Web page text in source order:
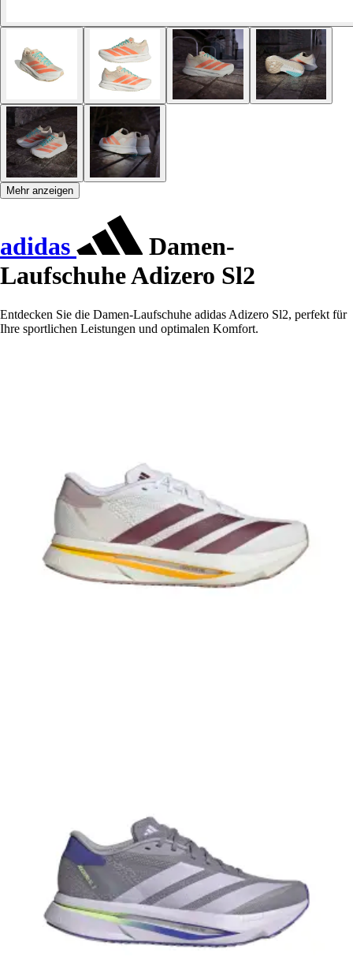
Mehr anzeigen
adidas
Damen-
Laufschuhe Adizero Sl2
Entdecken Sie die Damen-Laufschuhe adidas Adizero Sl2, perfekt für
Ihre sportlichen Leistungen und optimalen Komfort.